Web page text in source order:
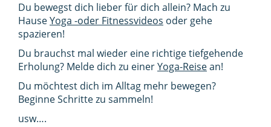
Du bewegst dich lieber für dich allein? Mach zu
HauseYoga -oder Fitnessvideos oder gehe
spazieren!
Du brauchst mal wieder eine richtige tiefgehende
Erholung? Melde dich zu einerYoga-Reisean!
Du möchtest dich im Alltag mehr bewegen?
Beginne Schritte zu sammeln!
usw….